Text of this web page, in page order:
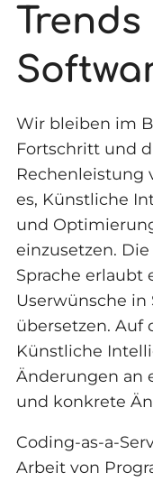
Wir bleiben im
Fortschritt und
Rechenleistung
es, Künstliche
und
einzusetzen.
Sprache erlaubt
Userwünsche in
übersetzen. Auf
Künstliche
Änderungen an
und konkrete
Coding-as-a-
Arbeit von